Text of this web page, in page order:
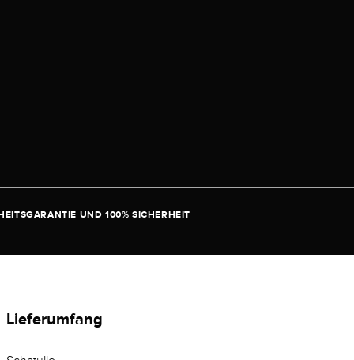
UND 100% SICHERHEIT
Lieferumfang